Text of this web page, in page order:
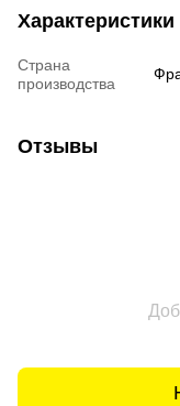
Характеристики
Страна
производства
Отзывы